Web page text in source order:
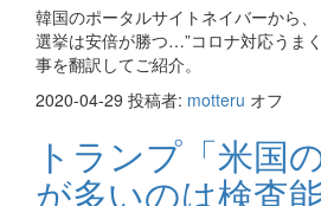
韓国のポータルサイトネイバーから
選挙は安倍が勝つ…”コロナ対応うま
事を翻訳してご紹介。
2020-04-29 投稿者: motteru オフ
トランプ「米国
が多いのは検査